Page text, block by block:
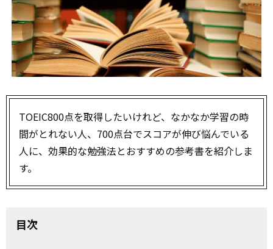
TOEIC800点を取得したいけれど、なかなか学習の時
間がとれない人、700点台でスコアが伸び悩んでいる
人に、効果的な勉強法とおすすめの参考書を紹介しま
す。
目次